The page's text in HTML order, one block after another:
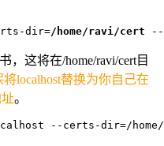
dir=/home/ravi/cert --
这将在/home/ravi/cert目
将localhost替换为你自己在
。
--certs-dir=/